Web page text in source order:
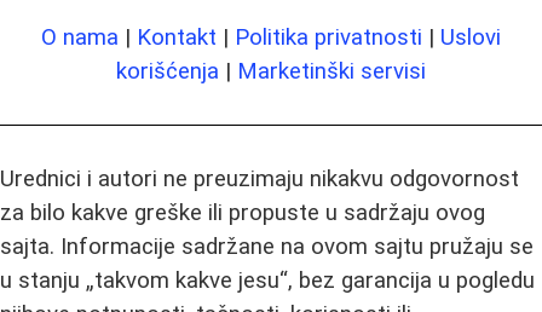
O nama | Kontakt | Politika privatnosti | Uslovi
korišćenja | Marketinški servisi
Urednici i autori ne preuzimaju nikakvu odgovornost
za bilo kakve greške ili propuste u sadržaju ovog
sajta. Informacije sadržane na ovom sajtu pružaju se
u stanju „takvom kakve jesu“, bez garancija u pogledu